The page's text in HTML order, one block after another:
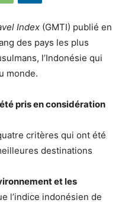
Index (GMTI) publié en
des pays les plus
l’Indonésie qui
monde.
pris en considération
critères qui ont été
destinations
et les
l’indice indonésien de